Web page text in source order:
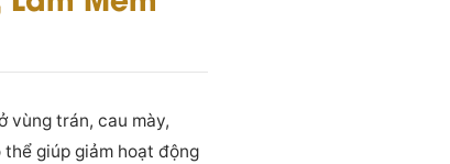
vùng trán, cau mày,
giúp giảm hoạt động